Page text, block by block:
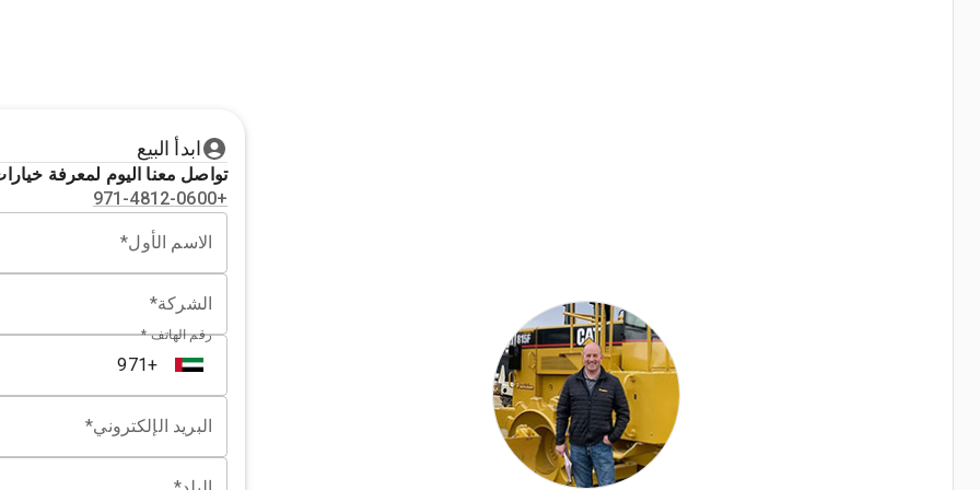
ابدأ البيع
تواصل معنا اليوم لمعرفة
+971-4812-0600
الاسم الأول*
الشركة*
رقم الهاتف *
البريد الإلكتروني*